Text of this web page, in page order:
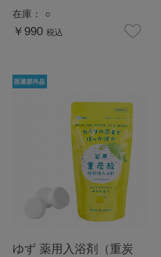
在庫： ○
￥990 税込
ゆず 薬用入浴剤（重炭